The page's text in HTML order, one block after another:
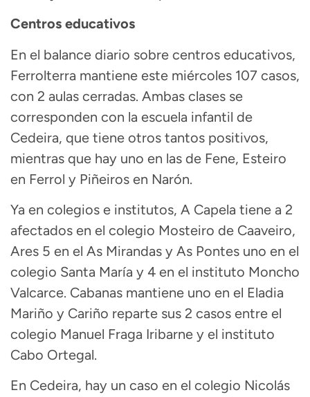
Centros educativos
En el balance diario sobre centros educativos,
Ferrolterra mantiene este miércoles 107 casos,
con 2 aulas cerradas. Ambas clases se
corresponden con la escuela infantil de
Cedeira, que tiene otros tantos positivos,
mientras que hay uno en las de Fene, Esteiro
en Ferrol y Piñeiros en Narón.
Ya en colegios e institutos, A Capela tiene a 2
afectados en el colegio Mosteiro de Caaveiro,
Ares 5 en el As Mirandas y As Pontes uno en el
colegio Santa María y 4 en el instituto Moncho
Valcarce. Cabanas mantiene uno en el Eladia
Mariño y Cariño reparte sus 2 casos entre el
colegio Manuel Fraga Iribarne y el instituto
Cabo Ortegal.
En Cedeira, hay un caso en el colegio Nicolás